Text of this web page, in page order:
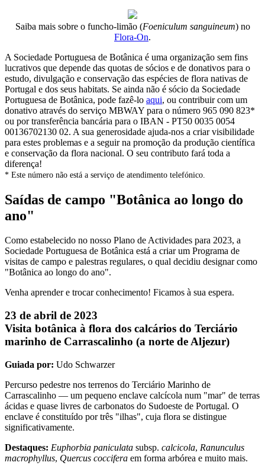
Saiba mais sobre o funcho-limão (Foeniculum sanguineum) no
Flora-On.
A Sociedade Portuguesa de Botânica é uma organização sem fins
lucrativos que depende das quotas de sócios e de donativos para o
estudo, divulgação e conservação das espécies de flora nativas de
Portugal e dos seus habitats. Se ainda não é sócio da Sociedade
Portuguesa de Botânica, pode fazê-lo aqui, ou contribuir com um
donativo através do serviço MBWAY para o número 965 090 823*
ou por transferência bancária para o IBAN - PT50 0035 0054
00136702130 02. A sua generosidade ajuda-nos a criar visibilidade
para estes problemas e a seguir na promoção da produção científica
e conservação da flora nacional. O seu contributo fará toda a
diferença!
* Este número não está a serviço de atendimento telefónico.
Saídas de campo "Botânica ao longo do
ano"
Como estabelecido no nosso Plano de Actividades para 2023, a
Sociedade Portuguesa de Botânica está a criar um Programa de
visitas de campo e palestras regulares, o qual decidiu designar como
"Botânica ao longo do ano".
Venha aprender e trocar conhecimento! Ficamos à sua espera.
23 de abril de 2023
Visita botânica à flora dos calcários do Terciário
marinho de Carrascalinho (a norte de Aljezur)
Guiada por: Udo Schwarzer
Percurso pedestre nos terrenos do Terciário Marinho de
Carrascalinho — um pequeno enclave calcícola num "mar" de terras
ácidas e quase livres de carbonatos do Sudoeste de Portugal. O
enclave é constituído por três "ilhas", cuja flora se distingue
significativamente.
Destaques: Euphorbia paniculata subsp. calcicola, Ranunculus
macrophyllus, Quercus coccifera em forma arbórea e muito mais.